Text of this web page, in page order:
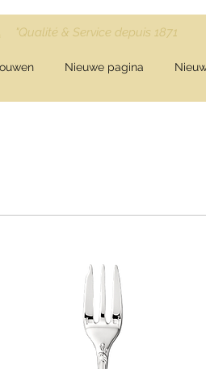
"Qualité & Service depuis 1871
Nieuwe pagina